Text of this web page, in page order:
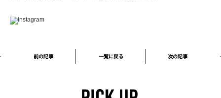
前の記事 一覧に戻る 次の記事